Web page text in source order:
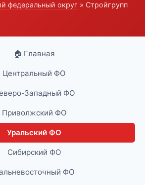
федеральный округ » Стройгрупп
🏠 Главная
Центральный ФО
Западный ФО
Приволжский ФО
Уральский ФО
Сибирский ФО
ФО